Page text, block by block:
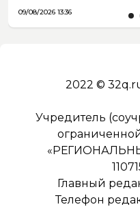
09/08/2026 13:36
2022 ©
Учредитель
Главный
Телефон